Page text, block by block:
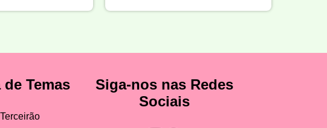
Temas
Siga-nos nas Redes
Sociais